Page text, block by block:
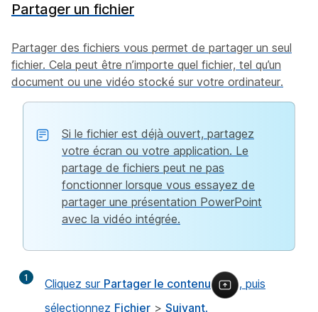
Partager un fichier
Partager des fichiers vous permet de partager un seul
fichier. Cela peut être n’importe quel fichier, tel qu’un
document ou une vidéo stocké sur votre ordinateur.
Si le fichier est déjà ouvert, partagez
votre écran ou votre application. Le
partage de fichiers peut ne pas
fonctionner lorsque vous essayez de
partager une présentation PowerPoint
avec la vidéo intégrée.
1 Cliquez sur Partager le contenu
, puis
sélectionnez Fichier > Suivant.